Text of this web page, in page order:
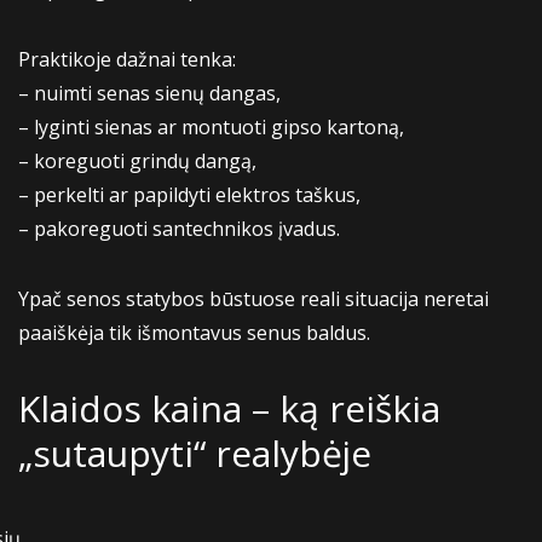
Praktikoje dažnai tenka:
– nuimti senas sienų dangas,
– lyginti sienas ar montuoti gipso kartoną,
– koreguoti grindų dangą,
– perkelti ar papildyti elektros taškus,
– pakoreguoti santechnikos įvadus.
Ypač senos statybos būstuose reali situacija neretai
paaiškėja tik išmontavus senus baldus.
Klaidos kaina – ką reiškia
„sutaupyti“ realybėje